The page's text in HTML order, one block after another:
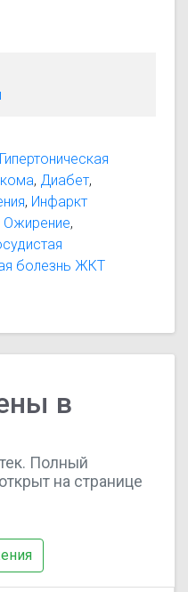
эритема,
псориаз,
тяжелые острые и
и воспалительные
(не поддающийся
очаговый или
туберкулез
пурпура у
у
Гипертоническая
, Диабет,
, Инфаркт
Ожирение,
болезнь ЖКТ
в
Полный
на странице